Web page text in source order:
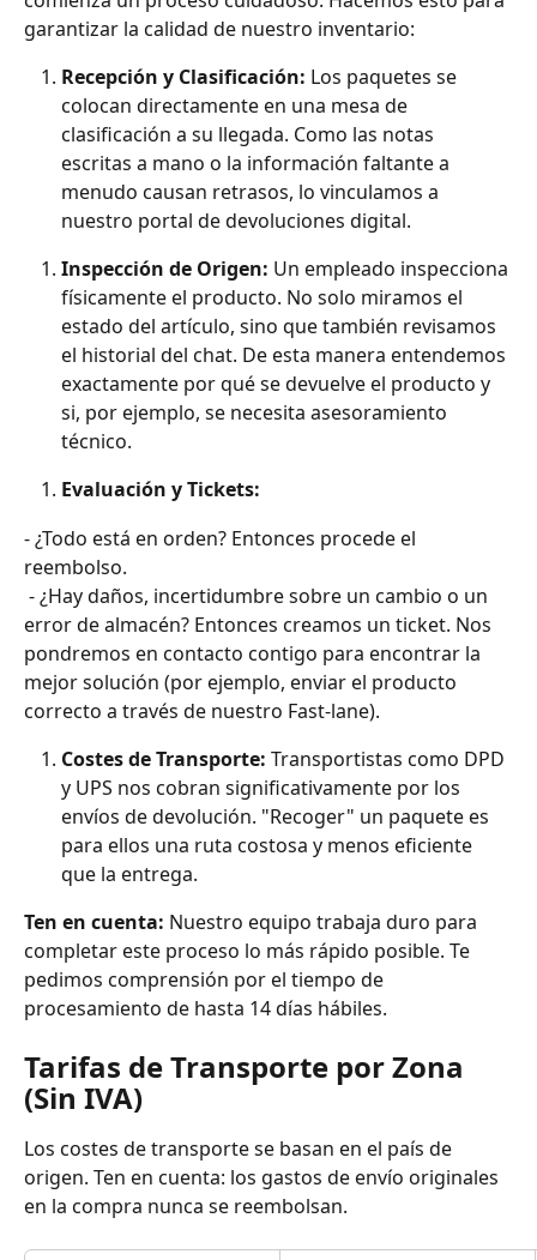
garantizar la calidad de nuestro inventario:
Recepción y Clasificación: Los paquetes se
colocan directamente en una mesa de
clasificación a su llegada. Como las notas
escritas a mano o la información faltante a
menudo causan retrasos, lo vinculamos a
nuestro portal de devoluciones digital.
Inspección de Origen: Un empleado inspecciona
físicamente el producto. No solo miramos el
estado del artículo, sino que también revisamos
el historial del chat. De esta manera entendemos
exactamente por qué se devuelve el producto y
si, por ejemplo, se necesita asesoramiento
técnico.
Evaluación y Tickets:
- ¿Todo está en orden? Entonces procede el
reembolso.
error de almacén? Entonces creamos un ticket. Nos
pondremos en contacto contigo para encontrar la
mejor solución (por ejemplo, enviar el producto
correcto a través de nuestro Fast-lane).
Costes de Transporte: Transportistas como DPD
y UPS nos cobran significativamente por los
envíos de devolución. "Recoger" un paquete es
para ellos una ruta costosa y menos eficiente
que la entrega.
Ten en cuenta: Nuestro equipo trabaja duro para
completar este proceso lo más rápido posible. Te
pedimos comprensión por el tiempo de
procesamiento de hasta 14 días hábiles.
Tarifas de Transporte por Zona
(Sin IVA)
Los costes de transporte se basan en el país de
origen. Ten en cuenta: los gastos de envío originales
en la compra nunca se reembolsan.